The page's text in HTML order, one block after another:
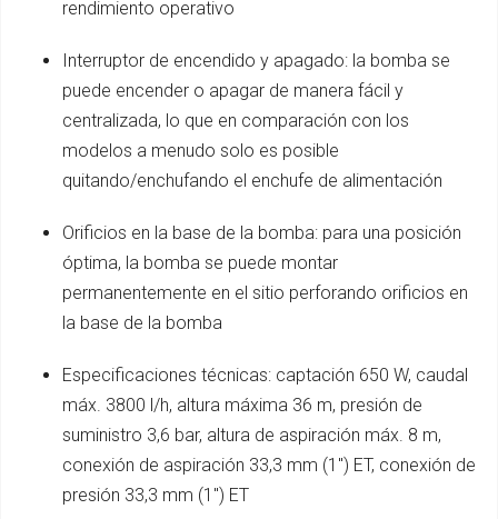
rendimiento operativo
Interruptor de encendido y apagado: la bomba se
puede encender o apagar de manera fácil y
centralizada, lo que en comparación con los
modelos a menudo solo es posible
quitando/enchufando el enchufe de alimentación
Orificios en la base de la bomba: para una posición
óptima, la bomba se puede montar
permanentemente en el sitio perforando orificios en
la base de la bomba
Especificaciones técnicas: captación 650 W, caudal
máx. 3800 l/h, altura máxima 36 m, presión de
suministro 3,6 bar, altura de aspiración máx. 8 m,
conexión de aspiración 33,3 mm (1") ET, conexión de
presión 33,3 mm (1") ET